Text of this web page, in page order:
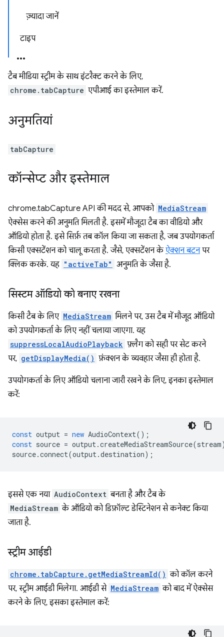
ज़्यादा जानें
टाइप
टैब मीडिया स्ट्रीम के साथ इंटरैक्ट करने के लिए,
chrome.tabCapture एपीआई का इस्तेमाल करें.
अनुमतियां
tabCapture
कॉन्सेप्ट और इस्तेमाल
chrome.tabCapture API की मदद से, आपको MediaStream
ऐक्सेस करने की अनुमति मिलती है. इसमें मौजूदा टैब का वीडियो और
ऑडियो होता है. इसे सिर्फ़ तब कॉल किया जा सकता है, जब उपयोगकर्ता
किसी एक्सटेंशन को चालू करता है. जैसे, एक्सटेंशन केऐक्शन बटनपर
क्लिक करके. यह "activeTab" अनुमति के जैसा है.
सिस्टम ऑडियो को बनाए रखना
किसी टैब के लिए MediaStream मिलने पर, उस टैब में मौजूद ऑडियो
को उपयोगकर्ता के लिए नहीं चलाया जाएगा. यह
suppressLocalAudioPlayback फ़्लैग को सही पर सेट करने
पर, getDisplayMedia() फ़ंक्शन के व्यवहार जैसा ही होता है.
उपयोगकर्ता के लिए ऑडियो चलाना जारी रखने के लिए, इनका इस्तेमाल
करें:
const output = new AudioContext();
const source = output.createMediaStreamSource(stream
source.connect(output.destination);
इससे एक नया AudioContext बनता है और टैब के
MediaStream के ऑडियो को डिफ़ॉल्ट डेस्टिनेशन से कनेक्ट किया
जाता है.
स्ट्रीम आईडी
chrome.tabCapture.getMediaStreamId() को कॉल करने
पर, स्ट्रीम आईडी मिलेगा. आईडी से MediaStream को बाद में ऐक्सेस
करने के लिए, इसका इस्तेमाल करें: